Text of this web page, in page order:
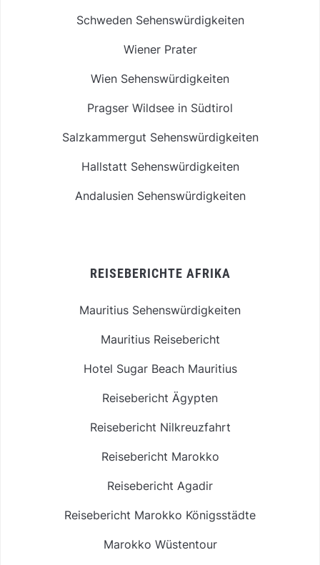
Schweden Sehenswürdigkeiten
Wiener Prater
Wien Sehenswürdigkeiten
Pragser Wildsee in Südtirol
Salzkammergut Sehenswürdigkeiten
Hallstatt Sehenswürdigkeiten
Andalusien Sehenswürdigkeiten
REISEBERICHTE AFRIKA
Mauritius Sehenswürdigkeiten
Mauritius Reisebericht
Hotel Sugar Beach Mauritius
Reisebericht Ägypten
Reisebericht Nilkreuzfahrt
Reisebericht Marokko
Reisebericht Agadir
Reisebericht Marokko Königsstädte
Marokko Wüstentour